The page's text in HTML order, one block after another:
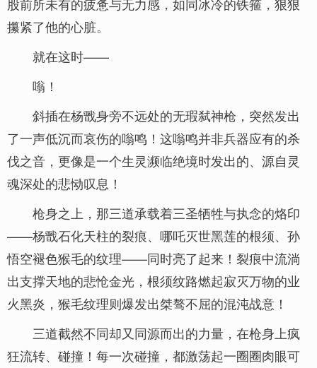
攥紧了他的心脏。
就在这时——
嗡！
斜插在杨戬身旁不远处的无瑕弑神枪，突然发出
了一声低沉而哀伤的嗡鸣！这嗡鸣并非兵器应有的杀
伐之音，更像是一个生灵濒临绝境时发出的、源自灵
魂深处的悲恸叹息！
枪身之上，那三道承载着三圣牺牲与执念的烙印
——杨戬石化天柱的裂痕、哪吒灭世黑莲的根须、孙
悟空褪色猴毛的纹理——同时亮了起来！裂痕中流淌
出支撑天地的悲怆金光，根须纹路燃起寂灭万物的业
火黑炎，猴毛纹理则爆发出桀骜不屈的混沌战意！
三道截然不同却又同源而出的力量，在枪身上疯
狂流转、碰撞！每一次碰撞，都激荡起一圈圈肉眼可